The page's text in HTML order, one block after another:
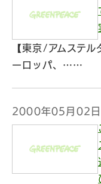
【東京/アムステ
ーロッパ、……
2000年05月02日